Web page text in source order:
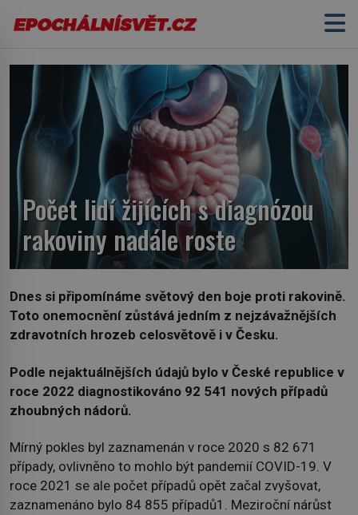
Počet lidí žijících s diagnózou
rakoviny nadále roste
Dnes si připomínáme světový den boje proti rakovině.
Toto onemocnění zůstává jedním z nejzávažnějších
zdravotních hrozeb celosvětově i v Česku.
Podle nejaktuálnějších údajů bylo v České republice v
roce 2022 diagnostikováno 92 541 nových případů
zhoubných nádorů.
Mírný pokles byl zaznamenán v roce 2020 s 82 671
případy, ovlivněno to mohlo být pandemií COVID-19. V
roce 2021 se ale počet případů opět začal zvyšovat,
zaznamenáno bylo 84 855 případů1. Meziroční nárůst